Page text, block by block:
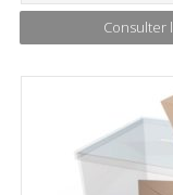
Consulter